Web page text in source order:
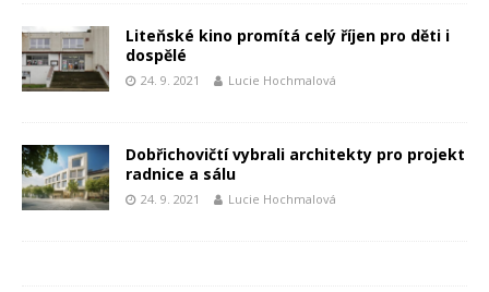
Liteňské kino promítá celý říjen pro děti i
dospělé
24. 9. 2021 Lucie Hochmalová
Dobřichovičtí vybrali architekty pro projekt
radnice a sálu
24. 9. 2021 Lucie Hochmalová